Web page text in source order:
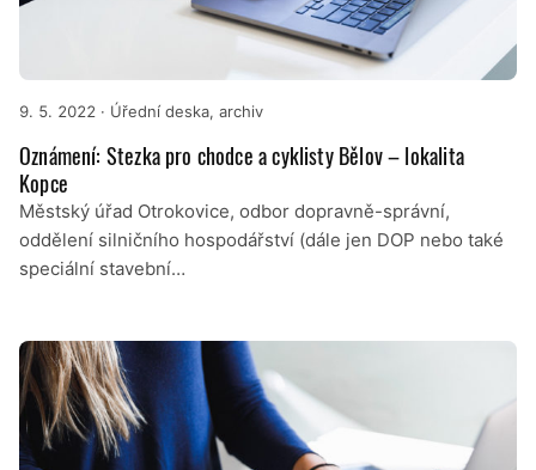
9. 5. 2022 · Úřední deska, archiv
Oznámení: Stezka pro chodce a cyklisty Bělov – lokalita
Kopce
Městský úřad Otrokovice, odbor dopravně-správní,
oddělení silničního hospodářství (dále jen DOP nebo také
speciální stavební…